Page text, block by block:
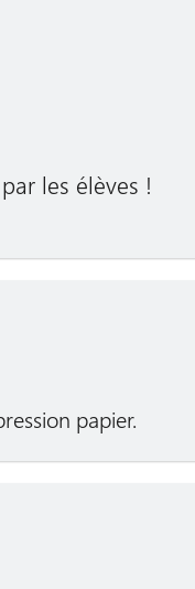
par les élèves !
papier.